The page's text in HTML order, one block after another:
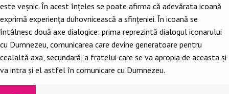
este veşnic. În acest înţeles se poate afirma că adevărata icoană
exprimă experienţa duhovnicească a sfinţeniei. În icoană se
întâlnesc două axe dialogice: prima reprezintă dialogul iconarului
cu Dumnezeu, comunicarea care devine generatoare pentru
cealaltă axa, secundară, a fratelui care se va apropia de aceasta şi
va intra şi el astfel în comunicare cu Dumnezeu.